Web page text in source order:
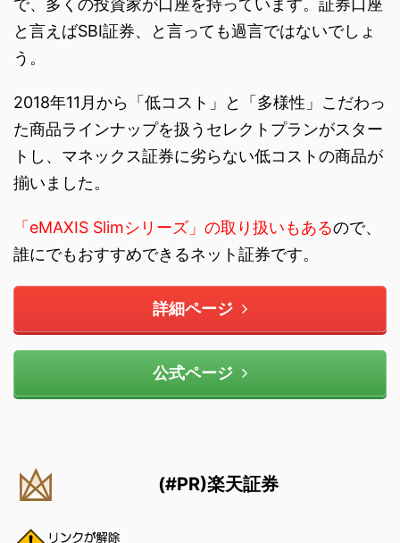
で、多くの投資家が口座を持っています。証券口座
と言えばSBI証券、と言っても過言ではないでしょ
う。
2018年11月から「低コスト」と「多様性」こだわっ
た商品ラインナップを扱うセレクトプランがスター
トし、マネックス証券に劣らない低コストの商品が
揃いました。
「eMAXIS Slimシリーズ」の取り扱いもあるので、
誰にでもおすすめできるネット証券です。
詳細ページ
公式ページ
(#PR)楽天証券